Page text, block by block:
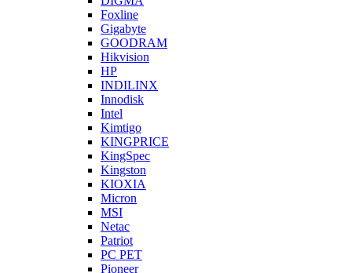
Foxline
Gigabyte
GOODRAM
Hikvision
HP
INDILINX
Innodisk
Intel
Kimtigo
KINGPRICE
KingSpec
Kingston
KIOXIA
Micron
MSI
Netac
Patriot
PC PET
Pioneer